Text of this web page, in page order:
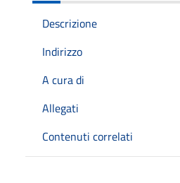
Descrizione
Indirizzo
A cura di
Allegati
Contenuti correlati